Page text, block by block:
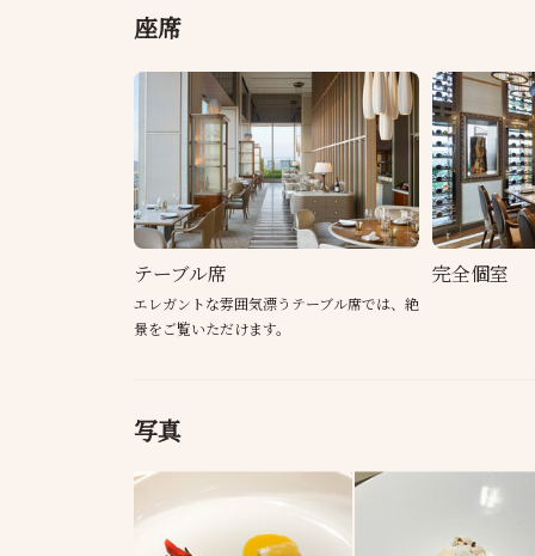
座席
テーブル席
エレガントな雰囲気漂うテーブル席では、絶
景をご覧いただけます。
完全個室
写真